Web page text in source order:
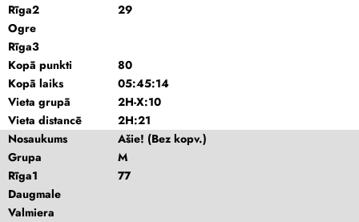
Rīga2
29
Ogre
Rīga3
Kopā punkti
80
Kopā laiks
05:45:14
Vieta grupā
2H-X:10
Vieta distancē
2H:21
Nosaukums
Ašie! (Bez kopv.)
Grupa
M
Rīga1
77
Daugmale
Valmiera